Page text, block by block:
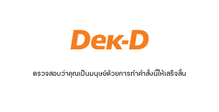
ตรวจสอบว่าคุณเป็นมนุษย์ด้วยการทำคำสั่งนี้ให้เสร็จสิ้น